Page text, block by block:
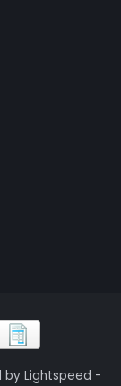
by Lightspeed -